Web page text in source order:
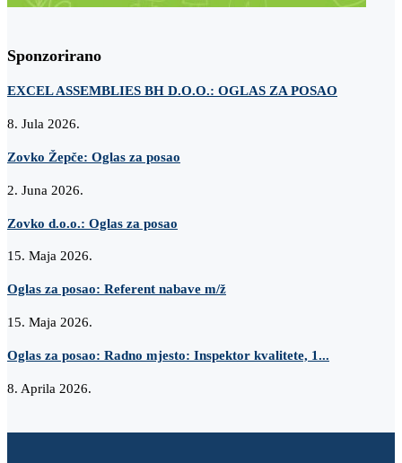
Sponzorirano
EXCEL ASSEMBLIES BH D.O.O.: OGLAS ZA POSAO
8. Jula 2026.
Zovko Žepče: Oglas za posao
2. Juna 2026.
Zovko d.o.o.: Oglas za posao
15. Maja 2026.
Oglas za posao: Referent nabave m/ž
15. Maja 2026.
Oglas za posao: Radno mjesto: Inspektor kvalitete, 1...
8. Aprila 2026.